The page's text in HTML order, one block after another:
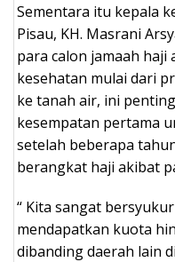
Sementara itu kepala
Pisau, KH. Masrani
para calon jamaah
kesehatan mulai dari
ke tanah air, ini
kesempatan pertama
setelah beberapa
berangkat haji akibat
“ Kita sangat
mendapatkan kuota
dibanding daerah lain